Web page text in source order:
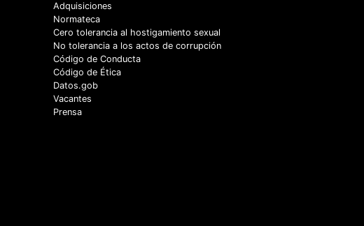
Adquisiciones
Normateca
Cero tolerancia al hostigamiento sexual
No tolerancia a los actos de corrupción
Código de Conducta
Código de Ética
Datos.gob
Vacantes
Prensa